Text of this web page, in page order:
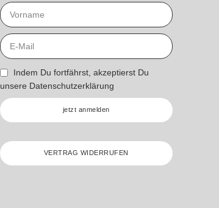
Indem Du fortfährst, akzeptierst Du
unsere Datenschutzerklärung
jetzt anmelden
VERTRAG WIDERRUFEN